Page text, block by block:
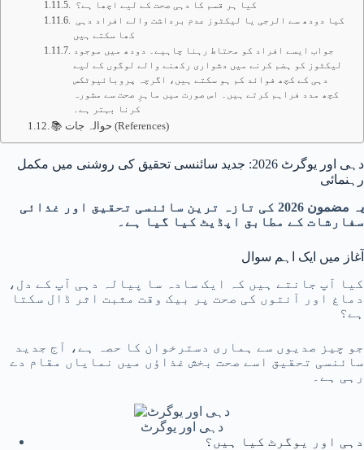
کیا ہر قسم کا دہی صحت کے لیے اچھا ہے؟
کھا سکتے ہیں
جواب ایسے افراد کو محتاط رہنا چاہیے۔ دودھ میں موجود
لیکٹوز کو ہضم کرنے میں دشواری رکھنے والے لوگوں کے لیے
دہی کے کچھ فوائد کم ہو سکتے ہیں، اگرچہ پروبائیوٹکس
کچھ مدد فراہم کرتے ہیں۔ اس صورت میں ماہرِ صحت سے مشورہ
کرنا بہتر ہے۔
📚 حوالہ جات (References)
دہی اور یوگرٹ 2026: جدید سائنسی تحقیق کی روشنی میں مکمل
رہنمائی
یہ مضمون 2026 کی تازہ ترین سائنسی تحقیق اور غذائی
سفارشات کے مطابق اپڈیٹ کیا گیا ہے۔
آغاز میں ایک اہم سوال
کیا آپ جانتے ہیں کہ ایک سادہ سا پیالہ دہی آپ کے دل،
دماغ اور آنتوں کی صحت پر بیک وقت مثبت اثر ڈال سکتا
ہے؟
جو چیز صدیوں سے ہماری دسترخوان کا حصہ ہے، آج جدید
سائنسی تحقیق اسے صحت بخش غذاؤں میں نمایاں مقام دے
رہی ہے۔
دہی اور یوگرٹ
دہی اور یوگرٹ کیا ہیں؟